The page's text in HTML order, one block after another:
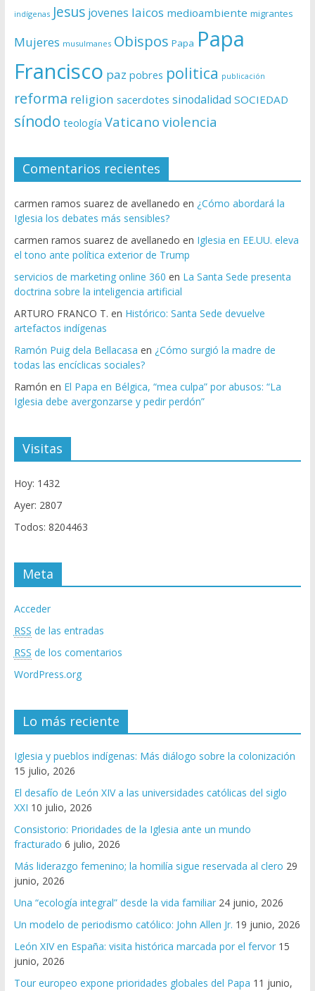
indígenas Jesus jovenes laicos medioambiente migrantes
Mujeres musulmanes Obispos Papa Papa
Francisco paz pobres politica publicación
reforma religion sacerdotes sinodalidad SOCIEDAD
sínodo teología Vaticano violencia
Comentarios recientes
carmen ramos suarez de avellanedo en ¿Cómo abordará la
Iglesia los debates más sensibles?
carmen ramos suarez de avellanedo en Iglesia en EE.UU. eleva
el tono ante política exterior de Trump
servicios de marketing online 360 en La Santa Sede presenta
doctrina sobre la inteligencia artificial
ARTURO FRANCO T. en Histórico: Santa Sede devuelve
artefactos indígenas
Ramón Puig dela Bellacasa en ¿Cómo surgió la madre de
todas las encíclicas sociales?
Ramón en El Papa en Bélgica, “mea culpa” por abusos: “La
Iglesia debe avergonzarse y pedir perdón”
Visitas
Hoy: 1432
Ayer: 2807
Todos: 8204463
Meta
Acceder
RSS de las entradas
RSS de los comentarios
WordPress.org
Lo más reciente
Iglesia y pueblos indígenas: Más diálogo sobre la colonización
15 julio, 2026
El desafío de León XIV a las universidades católicas del siglo
XXI 10 julio, 2026
Consistorio: Prioridades de la Iglesia ante un mundo
fracturado 6 julio, 2026
Más liderazgo femenino; la homilía sigue reservada al clero 29
junio, 2026
Una “ecología integral” desde la vida familiar 24 junio, 2026
Un modelo de periodismo católico: John Allen Jr. 19 junio, 2026
León XIV en España: visita histórica marcada por el fervor 15
junio, 2026
Tour europeo expone prioridades globales del Papa 11 junio,